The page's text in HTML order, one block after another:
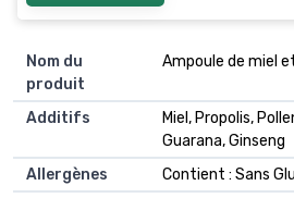
Nom du
produit
‎Ampoule de miel
Additifs
‎Miel, Propolis,
Guarana, Ginseng
Allergènes
‎Contient : Sans